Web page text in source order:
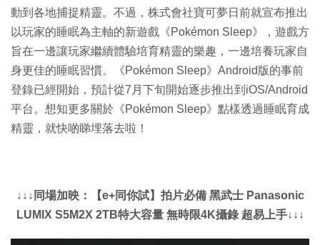
動到各地捕捉精靈。不過，株式會社寶可夢日前就宣布推出
以玩家的睡眠為主軸的新遊戲《Pokémon Sleep》，遊戲方
旨在一邊讓玩家繼續體驗培育精靈的樂趣，一邊培養玩家自
身更佳的睡眠習慣。《Pokémon Sleep》Android版的事前
登錄已經開始，預計從7月下旬開始逐步推出到iOS/Android
平台。想知更多關於《Pokémon Sleep》點樣透過睡眠育成
精靈，就快啲睇埋落去啦！
↓↓↓同場加映：【e+同你試】拍片必備 黑武士 Panasonic
LUMIX S5M2X 2TB特大容量 無時限4K攝錄 超易上手↓↓↓